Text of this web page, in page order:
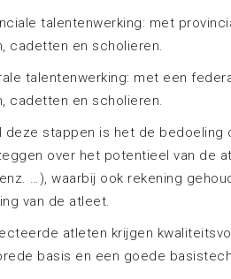
talentenwerking: met
cadetten en scholieren.
talentenwerking: met een
cadetten en scholieren.
deze stappen is het de bedoeling
over het potentieel van de
…), waarbij ook rekening
van de atleet.
atleten krijgen
basis en een goede